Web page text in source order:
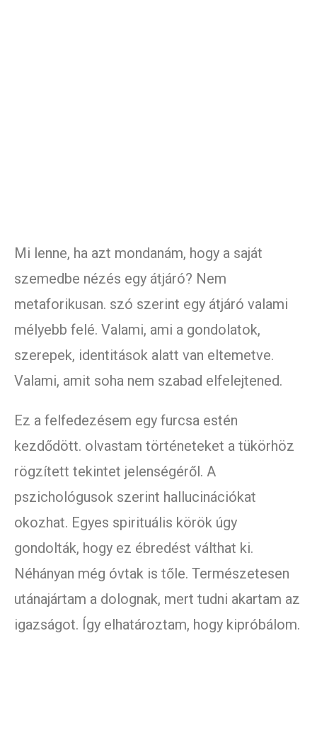
Mi lenne, ha azt mondanám, hogy a saját
szemedbe nézés egy átjáró? Nem
metaforikusan. szó szerint egy átjáró valami
mélyebb felé. Valami, ami a gondolatok,
szerepek, identitások alatt van eltemetve.
Valami, amit soha nem szabad elfelejtened.
Ez a felfedezésem egy furcsa estén
kezdődött. olvastam történeteket a tükörhöz
rögzített tekintet jelenségéről. A
pszichológusok szerint hallucinációkat
okozhat. Egyes spirituális körök úgy
gondolták, hogy ez ébredést válthat ki.
Néhányan még óvtak is tőle. Természetesen
utánajártam a dolognak, mert tudni akartam az
igazságot. Így elhatároztam, hogy kipróbálom.